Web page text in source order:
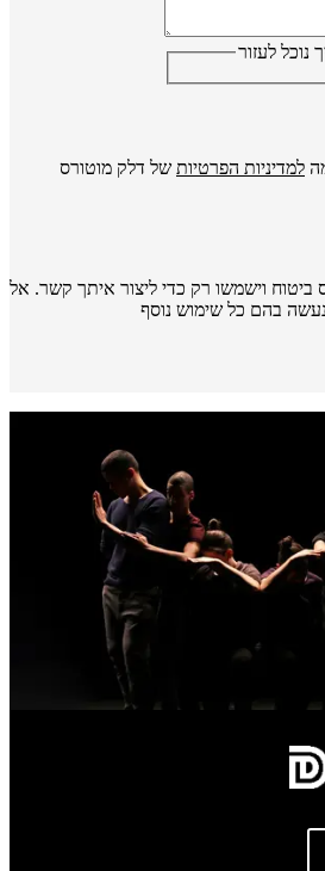
לעזור
למדיניות הפרטיות של דלק מוטורס
וישמשו רק כדי ליצור איתך קשר. אל
בהם כל שימוש נוסף